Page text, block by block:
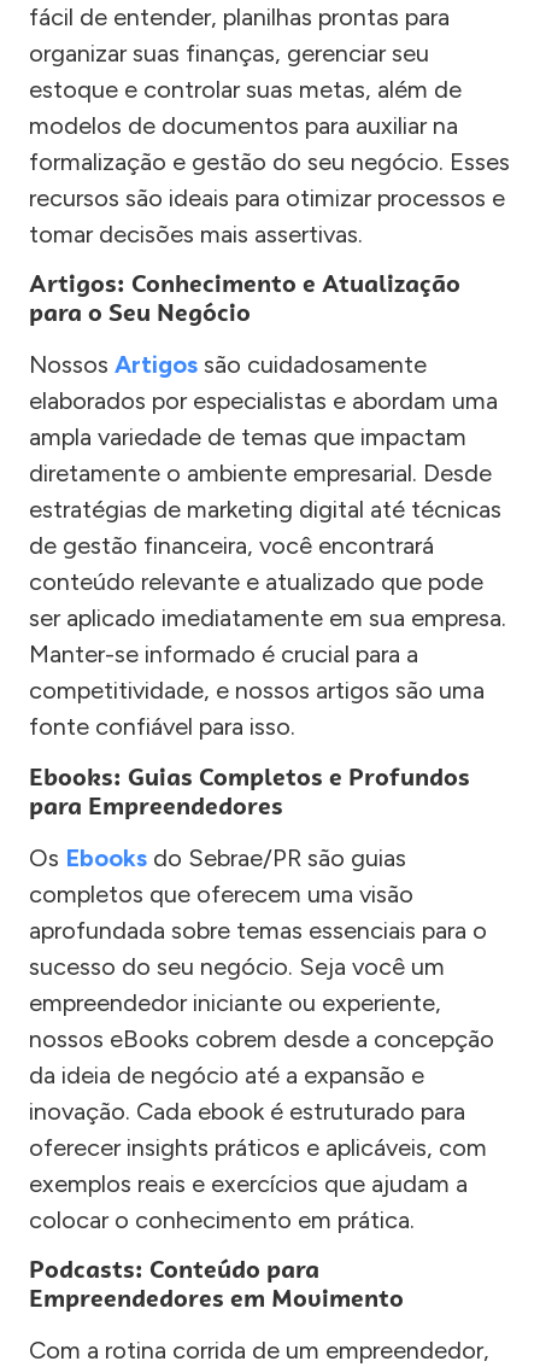
fácil de entender, planilhas prontas para
organizar suas finanças, gerenciar seu
estoque e controlar suas metas, além de
modelos de documentos para auxiliar na
formalização e gestão do seu negócio. Esses
recursos são ideais para otimizar processos e
tomar decisões mais assertivas.
Artigos: Conhecimento e Atualização
para o Seu Negócio
Nossos Artigos são cuidadosamente
elaborados por especialistas e abordam uma
ampla variedade de temas que impactam
diretamente o ambiente empresarial. Desde
estratégias de marketing digital até técnicas
de gestão financeira, você encontrará
conteúdo relevante e atualizado que pode
ser aplicado imediatamente em sua empresa.
Manter-se informado é crucial para a
competitividade, e nossos artigos são uma
fonte confiável para isso.
Ebooks: Guias Completos e Profundos
para Empreendedores
Os Ebooks do Sebrae/PR são guias
completos que oferecem uma visão
aprofundada sobre temas essenciais para o
sucesso do seu negócio. Seja você um
empreendedor iniciante ou experiente,
nossos eBooks cobrem desde a concepção
da ideia de negócio até a expansão e
inovação. Cada ebook é estruturado para
oferecer insights práticos e aplicáveis, com
exemplos reais e exercícios que ajudam a
colocar o conhecimento em prática.
Podcasts: Conteúdo para
Empreendedores em Movimento
Com a rotina corrida de um empreendedor,